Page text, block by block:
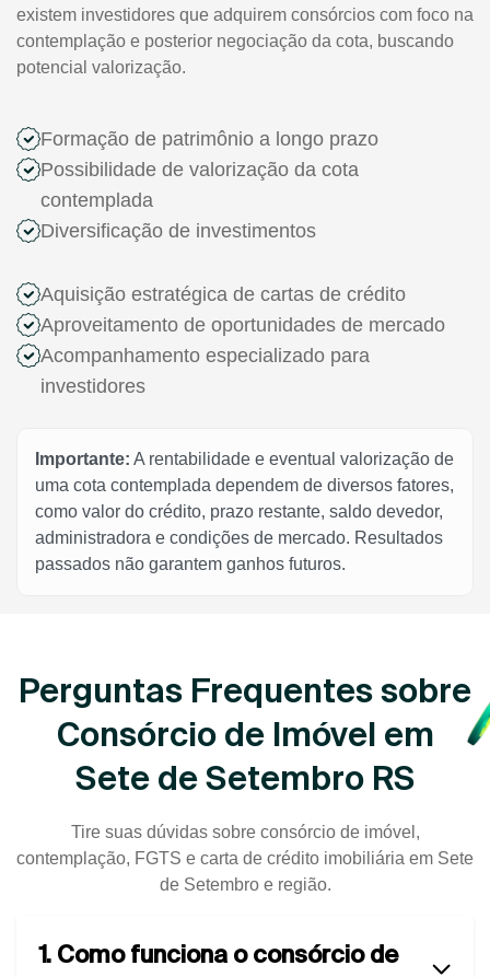
existem investidores que adquirem consórcios com foco na
contemplação e posterior negociação da cota, buscando
potencial valorização.
Formação de patrimônio a longo prazo
Possibilidade de valorização da cota
contemplada
Diversificação de investimentos
Aquisição estratégica de cartas de crédito
Aproveitamento de oportunidades de mercado
Acompanhamento especializado para
investidores
Importante: A rentabilidade e eventual valorização de
uma cota contemplada dependem de diversos fatores,
como valor do crédito, prazo restante, saldo devedor,
administradora e condições de mercado. Resultados
passados não garantem ganhos futuros.
Perguntas Frequentes sobre
Consórcio de Imóvel em
Sete de Setembro RS
Tire suas dúvidas sobre consórcio de imóvel,
contemplação, FGTS e carta de crédito imobiliária em Sete
de Setembro e região.
1. Como funciona o consórcio de